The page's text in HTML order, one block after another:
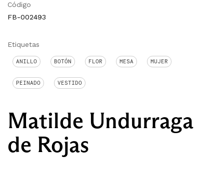
Código
FB-002493
Etiquetas
ANILLO BOTÓN FLOR MESA MUJER
PEINADO VESTIDO
Matilde Undurraga
de Rojas